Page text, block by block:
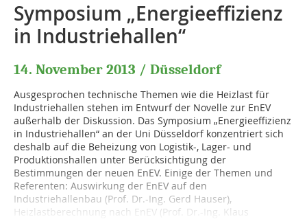
Symposium „Energieeffizienz
in Industriehallen“
14. November 2013 / Düsseldorf
Ausgesprochen technische Themen wie die Heizlast für
Industriehallen stehen im Entwurf der Novelle zur EnEV
außerhalb der Diskussion. Das Symposium „Energieeffizienz
in Industriehallen“ an der Uni Düsseldorf konzentriert sich
deshalb auf die Beheizung von Logistik-, Lager- und
Produktionshallen unter Berücksichtigung der
Bestimmungen der neuen EnEV. Einige der Themen und
Referenten: Auswirkung der EnEV auf den
Industriehallenbau (Prof. Dr.-Ing. Gerd Hauser),
Heizlastberechnung nach EnEV (Prof. Dr.-Ing. Klaus